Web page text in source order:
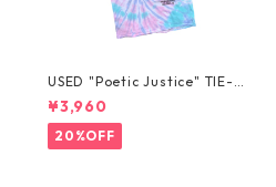
USED "Poetic Justice" TIE-D
YE TEE
¥3,960
20%OFF